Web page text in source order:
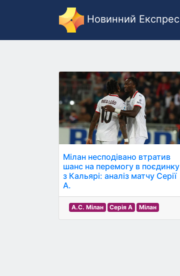
Новинний Експрес
Мілан несподівано втратив
шанс на перемогу в поєдинку
з Кальярі: аналіз матчу Серії
А.
A.C. Мілан Серія A Мілан